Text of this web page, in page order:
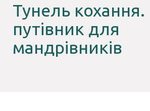
Тунель кохання.
путівник для
мандрівників